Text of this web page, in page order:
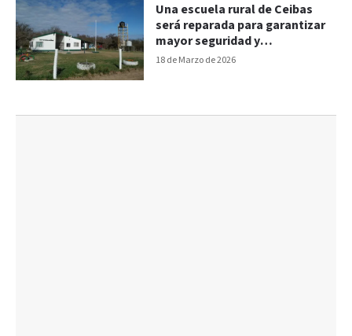
18 de Marzo de 2026
Una escuela rural de Ceibas
será reparada para garantizar
mayor seguridad y
funcionamiento escolar